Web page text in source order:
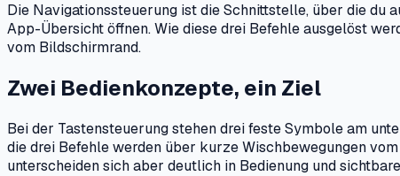
Die Navigationssteuerung ist die Schnittstelle, über die du
App-Übersicht öffnen. Wie diese drei Befehle ausgelöst
vom Bildschirmrand.
Zwei Bedienkonzepte, ein Ziel
Bei der Tastensteuerung stehen drei feste Symbole am
die drei Befehle werden über kurze Wischbewegungen
unterscheiden sich aber deutlich in Bedienung und